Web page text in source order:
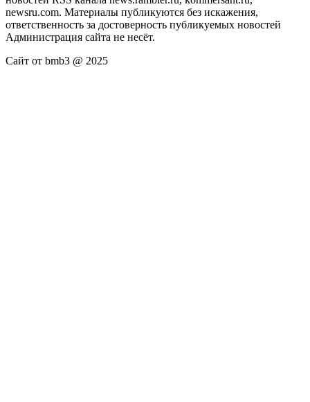
newsru.com. Материалы публикуются без искажения,
ответственность за достоверность публикуемых новостей
Администрация сайта не несёт.
Сайт от bmb3 @ 2025